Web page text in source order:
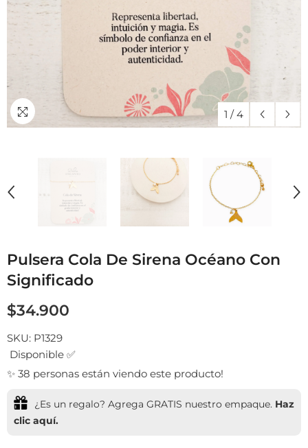
1 / 4
Pulsera Cola De Sirena Océano Con
Significado
$34.900
SKU: P1329
Disponible ✅
✨ 38 personas están viendo este producto!
¿Es un regalo? Agrega GRATIS nuestro empaque. Haz
clic aquí.